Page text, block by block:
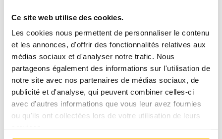
Ce site web utilise des cookies.
Les cookies nous permettent de personnaliser le contenu
et les annonces, d'offrir des fonctionnalités relatives aux
médias sociaux et d'analyser notre trafic. Nous
partageons également des informations sur l'utilisation de
notre site avec nos partenaires de médias sociaux, de
publicité et d'analyse, qui peuvent combiner celles-ci
avec d'autres informations que vous leur avez fournies
ou qu'ils ont collectées lors de votre utilisation de leurs